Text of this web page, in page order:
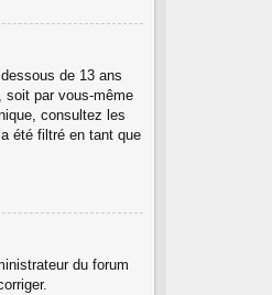
de 13 ans
soit par vous-même
consultez les
été filtré en tant que
du forum